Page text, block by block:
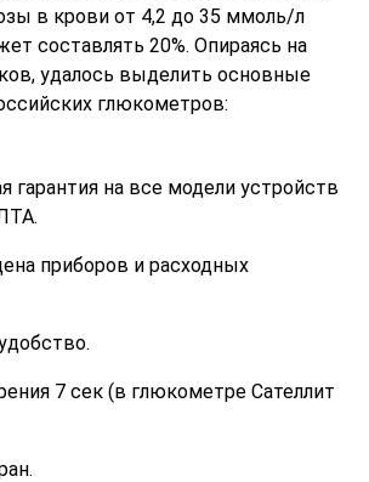
в крови от 4,2 до 35 ммоль/л
составлять 20%. Опираясь на
удалось выделить основные
глюкометров:
гарантия на все модели устройств
приборов и расходных
7 сек (в глюкометре Сателлит